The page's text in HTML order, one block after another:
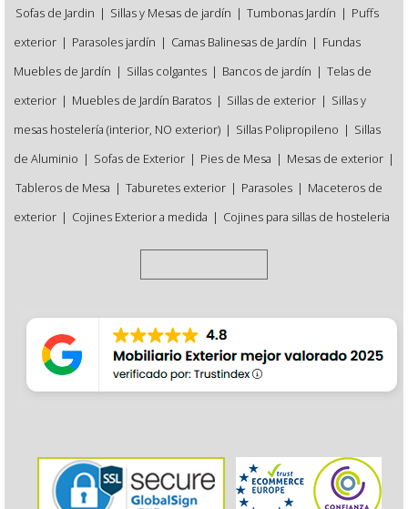
Sofas de Jardin | Sillas y Mesas de jardín | Tumbonas Jardín | Puffs
exterior | Parasoles jardín | Camas Balinesas de Jardín | Fundas
Muebles de Jardín | Sillas colgantes | Bancos de jardín | Telas de
exterior | Muebles de Jardín Baratos | Sillas de exterior | Sillas y
mesas hostelería (interior, NO exterior) | Sillas Polipropileno | Sillas
de Aluminio | Sofas de Exterior | Pies de Mesa | Mesas de exterior |
Tableros de Mesa | Taburetes exterior | Parasoles | Maceteros de
exterior | Cojines Exterior a medida | Cojines para sillas de hosteleria